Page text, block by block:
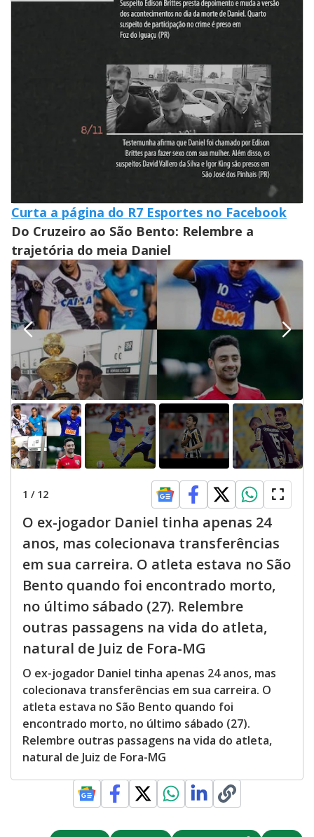
Curta a página do R7 Esportes no Facebook
Do Cruzeiro ao São Bento: Relembre a
trajetória do meia Daniel
1 / 12
O ex-jogador Daniel tinha apenas 24
anos, mas colecionava transferências
em sua carreira. O atleta estava no São
Bento quando foi encontrado morto,
no último sábado (27). Relembre
outras passagens na vida do atleta,
natural de Juiz de Fora-MG
O ex-jogador Daniel tinha apenas 24 anos, mas
colecionava transferências em sua carreira. O
atleta estava no São Bento quando foi
encontrado morto, no último sábado (27).
Relembre outras passagens na vida do atleta,
natural de Juiz de Fora-MG